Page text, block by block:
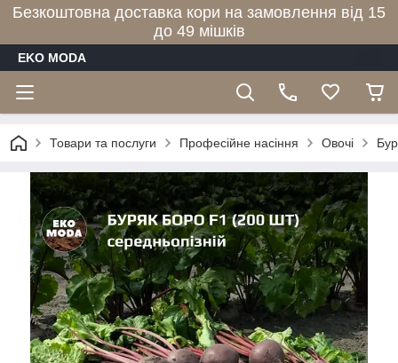
Безкоштовна доставка кори на замовлення від 15
до 49 мішків
EKO MODA
Товари та послуги Професійне насіння Овочі